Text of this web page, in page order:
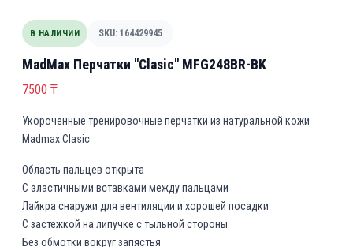
В НАЛИЧИИ SKU: 164429945
MadMax Перчатки "Clasic" MFG248BR-BK
7500 ₸
Укороченные тренировочные перчатки из натуральной кожи
Madmax Clasic
Область пальцев открыта
С эластичными вставками между пальцами
Лайкра снаружи для вентиляции и хорошей посадки
С застежкой на липучке с тыльной стороны
Без обмотки вокруг запястья